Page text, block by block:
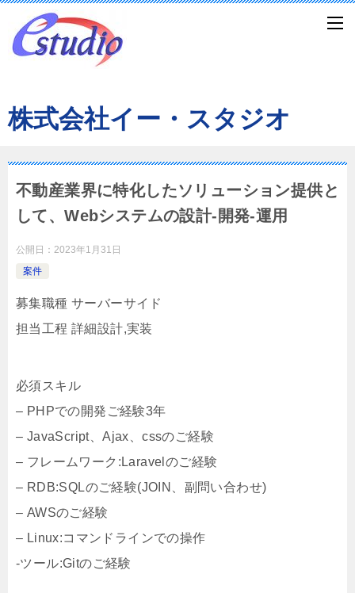
株式会社イー・スタジオ
不動産業界に特化したソリューション提供と
して、Webシステムの設計-開発-運用
公開日： 2023年1月31日
案件
募集職種 サーバーサイド
担当工程 詳細設計,実装
必須スキル
– PHPでの開発ご経験3年
– JavaScript、Ajax、cssのご経験
– フレームワーク:Laravelのご経験
– RDB:SQLのご経験(JOIN、副問い合わせ)
– AWSのご経験
– Linux:コマンドラインでの操作
-ツール:Gitのご経験